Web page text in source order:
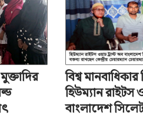
অ-
বিশ্ব
হিউম্যান রাইটস
বাংলাদেশ